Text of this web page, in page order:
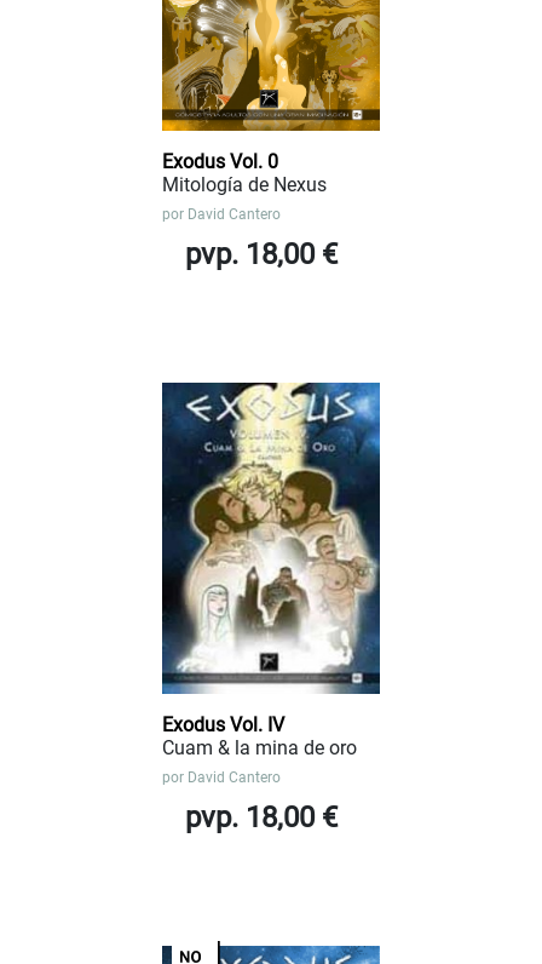
Exodus Vol. 0
Mitología de Nexus
por David Cantero
pvp. 18,00 €
Exodus Vol. IV
Cuam & la mina de oro
por David Cantero
pvp. 18,00 €